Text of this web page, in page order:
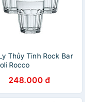
Thủy Tinh Rock Bar
Rocco
248.000 đ